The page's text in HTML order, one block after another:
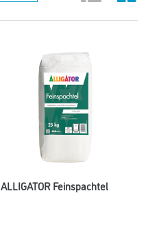
ALLIGATOR Feinspachtel